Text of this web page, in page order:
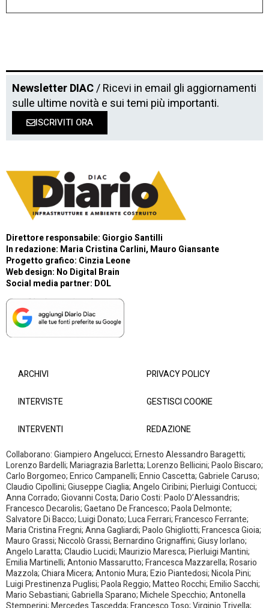
Newsletter DIAC/ Ricevi in email gli aggiornamenti
sulle ultime novità e sui temi più importanti.
ISCRIVITI ORA
Direttore responsabile: Giorgio Santilli
In redazione: Maria Cristina Carlini, Mauro Giansante
Progetto grafico: Cinzia Leone
Web design: No Digital Brain
Social media partner: DOL
ARCHIVI
INTERVISTE
INTERVENTI
PRIVACY POLICY
GESTISCI COOKIE
REDAZIONE
Collaborano: Giampiero Angelucci; Ernesto Alessandro Baragetti;
Lorenzo Bardelli; Mariagrazia Barletta; Lorenzo Bellicini; Paolo Biscaro;
Carlo Borgomeo; Enrico Campanelli; Ennio Cascetta; Gabriele Caruso;
Claudio Cipollini; Giuseppe Ciaglia; Angelo Ciribini; Pierluigi Contucci;
Anna Corrado; Giovanni Costa; Dario Costi: Paolo D’Alessandris;
Francesco Decarolis; Gaetano De Francesco; Paola Delmonte;
Salvatore Di Bacco; Luigi Donato; Luca Ferrari; Francesco Ferrante;
Maria Cristina Fregni; Anna Gagliardi; Paolo Ghigliotti; Francesca Gioia;
Mauro Grassi; Niccolò Grassi; Bernardino Grignaffini; Giusy Iorlano;
Angelo Laratta; Claudio Lucidi; Maurizio Maresca; Pierluigi Mantini;
Emilia Martinelli; Antonio Massarutto; Francesca Mazzarella; Rosario
Mazzola; Chiara Micera; Antonio Mura; Ezio Piantedosi; Nicola Pini;
Luigi Prestinenza Puglisi; Paola Reggio; Matteo Rocchi; Emilio Sacchi;
Mario Sebastiani; Gabriella Sparano; Michele Specchio; Antonella